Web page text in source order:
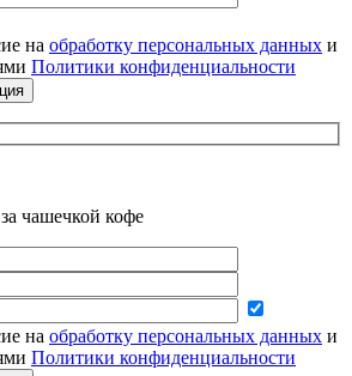
на обработку персональных данных и
Политики конфиденциальности
чашечкой кофе
на обработку персональных данных и
Политики конфиденциальности